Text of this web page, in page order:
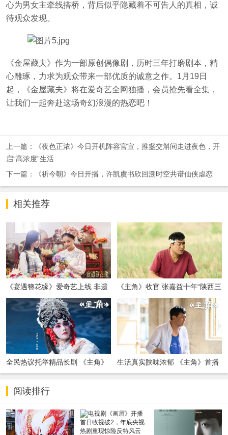
心为男女主牵线搭桥，背后似乎隐藏着不可告人的真相，诚
待观众发现。
《金屋藏夫》作为一部原创偶像剧，历时三年打磨剧本，精
心雕琢，力求为观众带来一部优质的诚意之作。1月19日
起，《金屋藏夫》将在爱奇艺全网独播，会员抢先看全集，
让我们一起奔赴这场奇幻浪漫的热恋吧！
上一篇：《夜色正浓》今日开机阵容官宣，推盏交斛间走进夜色，开
启“高浓度”生活
下一篇：《祈今朝》今日开播，许凯虞书欣回溯时空共谱仙侠虐恋
相关推荐
《宴遇簪花缘》爱奇艺上线 非遗
簪花邂逅海洋美食
《主角》收官 张嘉益十年“陕西三
部曲”沉淀演员本真
全民热议托举精品长剧 《主角》
成就国民级文化现象
生活真实陕味浓郁 《主角》首播
收视口碑满堂彩
阅读排行